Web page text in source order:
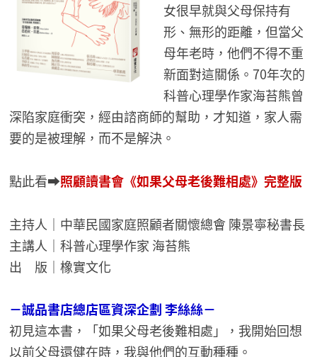
女很早就與父母保持有
形、無形的距離，但當父
母年老時，他們不得不重
新面對這關係。70年次的
科普心理學作家海苔熊曾
深陷家庭衝突，經由諮商師的幫助，才知道，家人需
要的是被理解，而不是解決。
點此看➡︎照顧讀書會《如果父母老後難相處》完整版
主持人｜中華民國家庭照顧者關懷總會 陳景寧秘書長
主講人｜科普心理學作家 海苔熊
出 版｜橡實文化
－誠品書店總店區資深企劃 李絲絲－
初見這本書，「如果父母老後難相處」，我開始回想
以前父母還健在時，我與他們的互動種種。